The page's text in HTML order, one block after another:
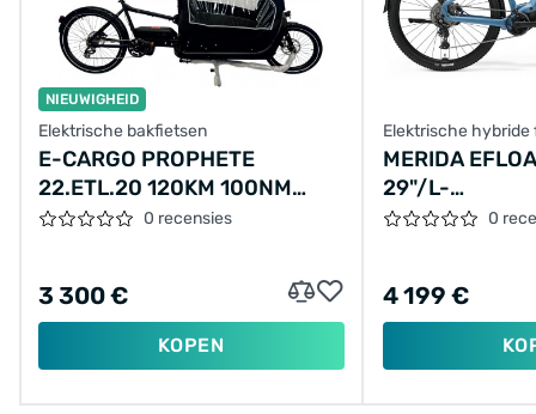
NIEUWIGHEID
Elektrische bakfietsen
E-CARGO PROPHETE
22.ETL.20 120KM 100NM
17.5AH 630WH0 recensies
3 300 €
KOPEN
Elektrische hybride
MERIDA
29"/L-
48CM/9VER/
0
4 199 €